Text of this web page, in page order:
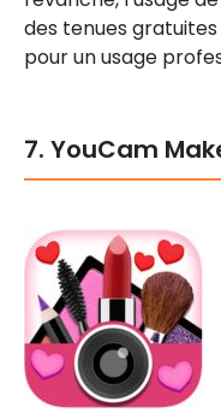
des tenues
pour un usage
7. YouCam